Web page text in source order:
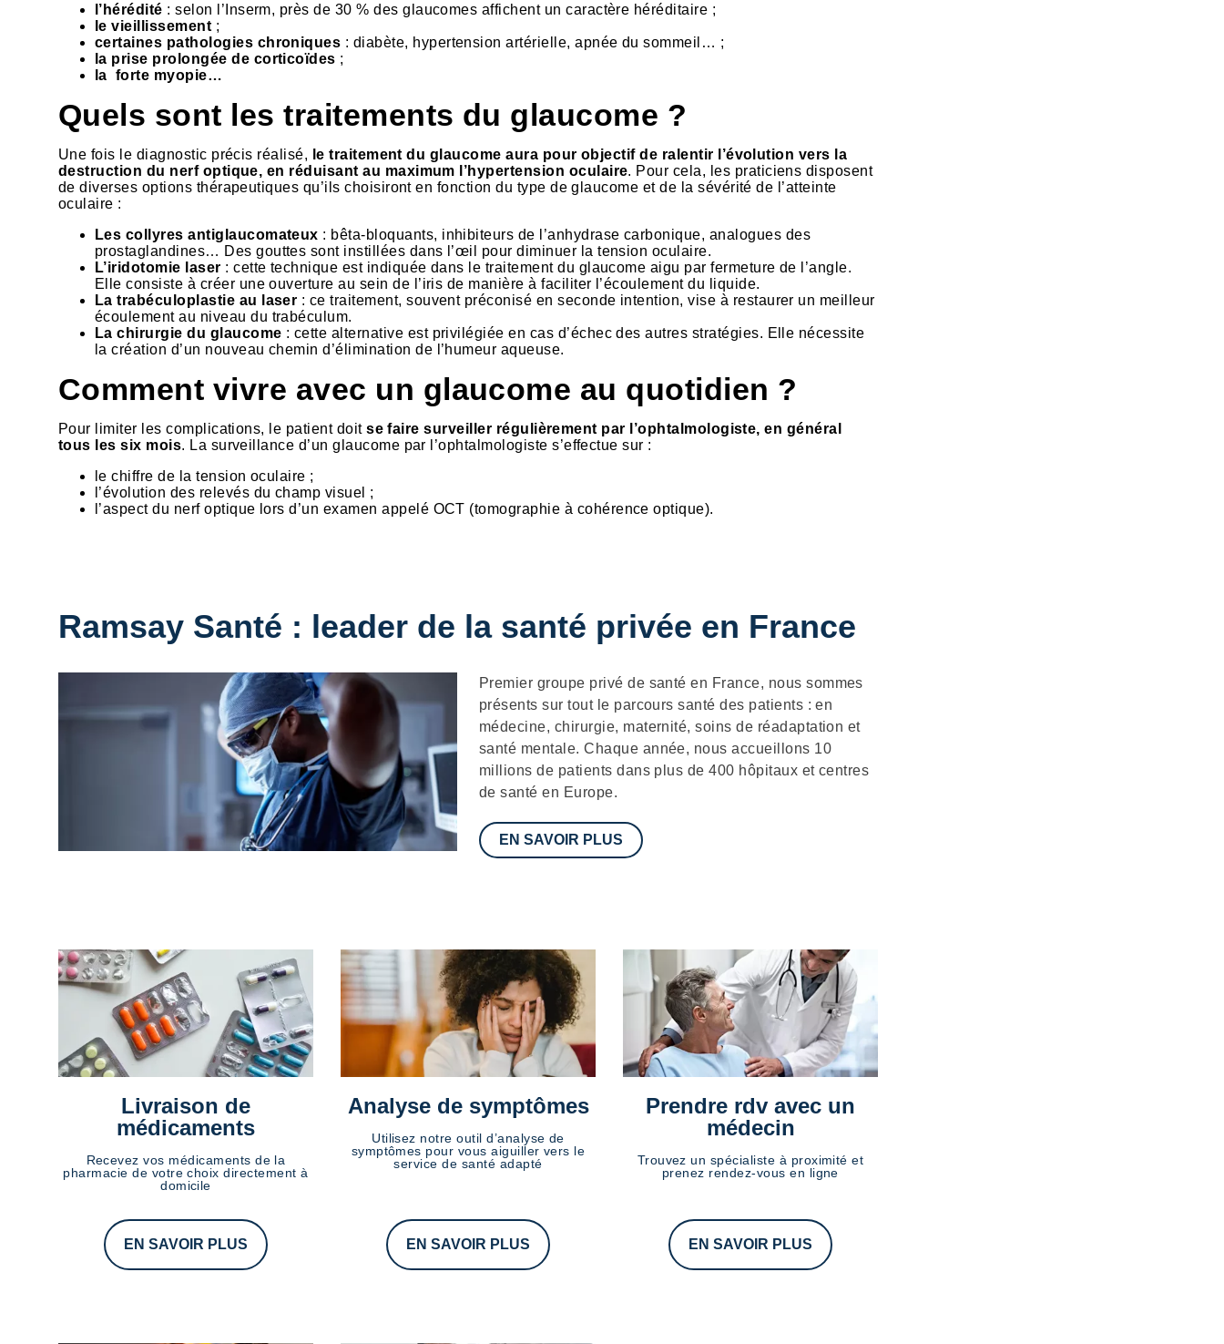
l’hérédité : selon l’Inserm, près de 30 % des glaucomes affichent un caractère héréditaire ;
le vieillissement ;
certaines pathologies chroniques : diabète, hypertension artérielle, apnée du sommeil… ;
la prise prolongée de corticoïdes ;
la forte myopie…
Quels sont les traitements du glaucome ?
Une fois le diagnostic précis réalisé, le traitement du glaucome aura pour objectif de ralentir l’évolution vers la
destruction du nerf optique, en réduisant au maximum l’hypertension oculaire. Pour cela, les praticiens disposent
de diverses options thérapeutiques qu’ils choisiront en fonction du type de glaucome et de la sévérité de l’atteinte
oculaire :
Les collyres antiglaucomateux : bêta-bloquants, inhibiteurs de l’anhydrase carbonique, analogues des
prostaglandines… Des gouttes sont instillées dans l’œil pour diminuer la tension oculaire.
L’iridotomie laser : cette technique est indiquée dans le traitement du glaucome aigu par fermeture de l’angle.
Elle consiste à créer une ouverture au sein de l’iris de manière à faciliter l’écoulement du liquide.
La trabéculoplastie au laser : ce traitement, souvent préconisé en seconde intention, vise à restaurer un meilleur
écoulement au niveau du trabéculum.
La chirurgie du glaucome : cette alternative est privilégiée en cas d’échec des autres stratégies. Elle nécessite
la création d’un nouveau chemin d’élimination de l’humeur aqueuse.
Comment vivre avec un glaucome au quotidien ?
Pour limiter les complications, le patient doitse faire surveiller régulièrement par l’ophtalmologiste, en général
tous les six mois. La surveillance d’un glaucome par l’ophtalmologiste s’effectue sur :
le chiffre de la tension oculaire ;
l’évolution des relevés du champ visuel ;
l’aspect du nerf optique lors d’un examen appelé OCT (tomographie à cohérence optique).
Ramsay Santé : leader de la santé privée en France
Description
Premier groupe privé de santé en France, nous sommes
présents sur tout le parcours santé des patients : en
médecine, chirurgie, maternité, soins de réadaptation et
santé mentale. Chaque année, nous accueillons 10
millions de patients dans plus de 400 hôpitaux et centres
de santé en Europe.
EN SAVOIR PLUS
Livraison de
médicaments
Recevez vos médicaments de la
pharmacie de votre choix directement à
domicile
EN SAVOIR PLUS
Analyse de symptômes
Utilisez notre outil d’analyse de
symptômes pour vous aiguiller vers le
service de santé adapté
EN SAVOIR PLUS
Prendre rdv avec un
médecin
Trouvez un spécialiste à proximité et
prenez rendez-vous en ligne
EN SAVOIR PLUS